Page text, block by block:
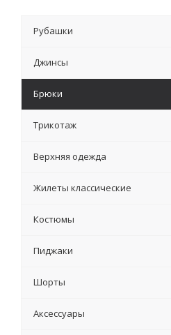
Рубашки
Джинсы
Брюки
Трикотаж
Верхняя одежда
Жилеты классические
Костюмы
Пиджаки
Шорты
Аксессуары